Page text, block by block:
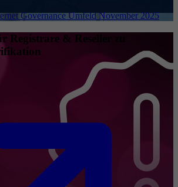
Governance Umfeld November 2025
& Reseller zu